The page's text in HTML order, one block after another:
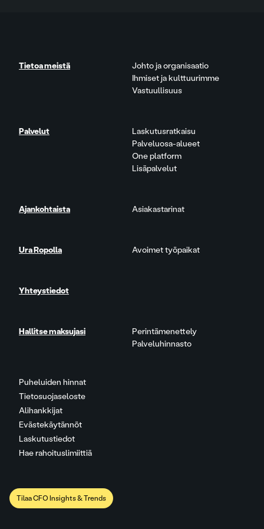
Puheluiden hinnat
Tietosuojaseloste
Alihankkijat
Evästekäytännöt
Laskutustiedot
Hae rahoituslimiittiä
Tietoa meistä
Johto ja organisaatio
Ihmiset ja kulttuurimme
Vastuullisuus
Palvelut
Laskutusratkaisu
Palveluosa-alueet
One platform
Lisäpalvelut
Ajankohtaista Asiakastarinat
Ura Ropolla Avoimet työpaikat
Yhteystiedot
Hallitse maksujasi
Perintämenettely
Palveluhinnasto
Tilaa CFO Insights & Trends